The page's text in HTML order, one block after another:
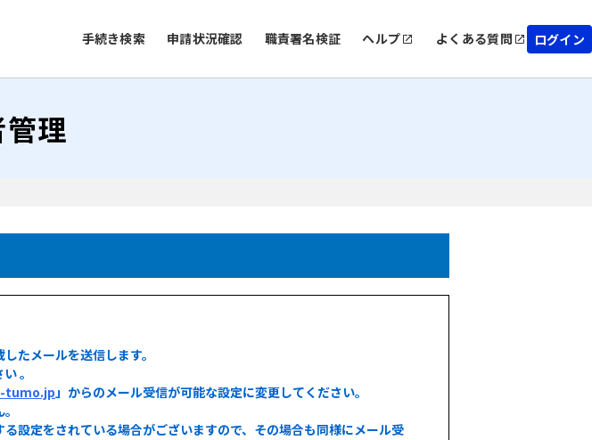
手続き検索 申請状況確認 職責署名検証 ヘルプ よくある質問 ログイン
理
たメールを送信します。
。
tumo.jp」からのメール受信が可能な設定に変更してください。
設定をされている場合がございますので、その場合も同様にメール受